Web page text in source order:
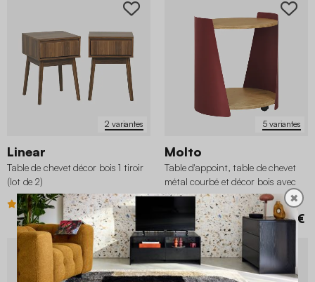
2 variantes
Linear
Table de chevet décor bois 1 tiroir
(lot de 2)
4 (37)
109,99 €
5 variantes
Molto
Table d'appoint, table de chevet
métal courbé et décor bois avec
roulettes
4.5 (2)
59,99 €
✖